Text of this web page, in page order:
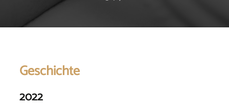
Geschichte
2022